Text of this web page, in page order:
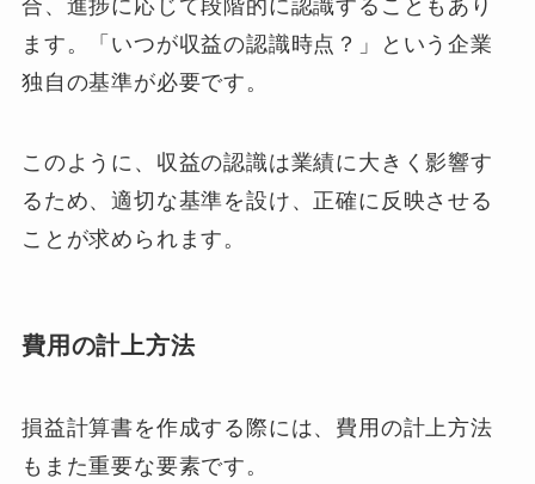
合、進捗に応じて段階的に認識することもあり
ます。「いつが収益の認識時点？」という企業
独自の基準が必要です。
このように、収益の認識は業績に大きく影響す
るため、適切な基準を設け、正確に反映させる
ことが求められます。
費用の計上方法
損益計算書を作成する際には、費用の計上方法
もまた重要な要素です。